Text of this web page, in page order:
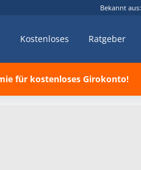
Bekannt aus:
Kostenloses Ratgeber
für kostenloses Girokonto!